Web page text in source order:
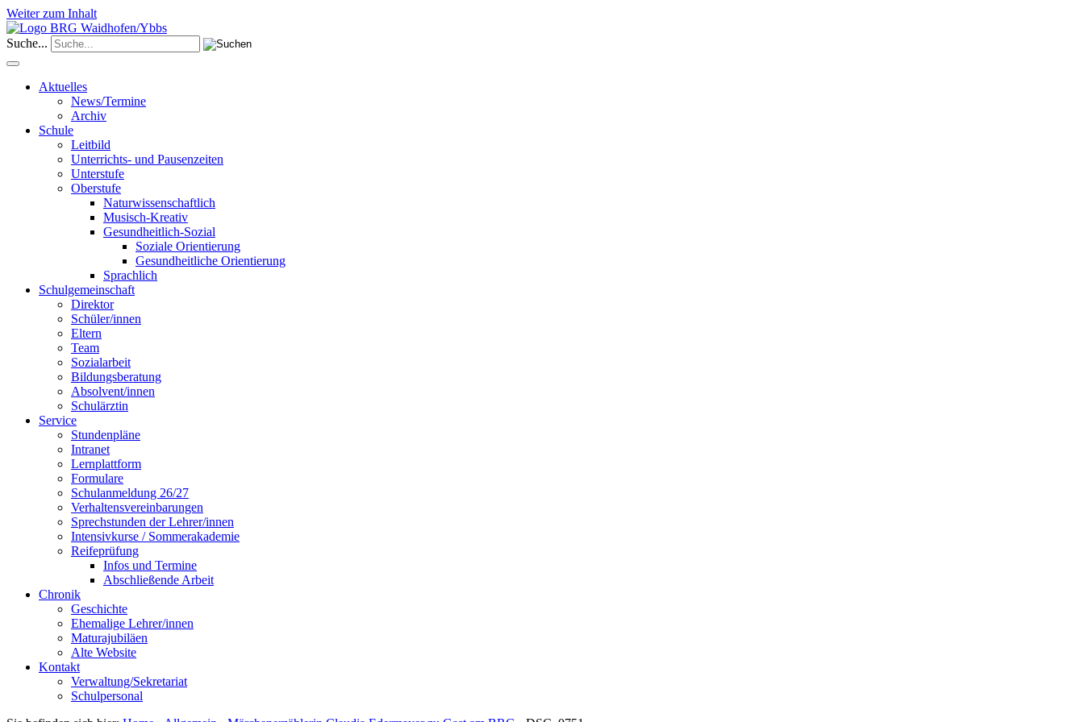
Weiter zum Inhalt
Suche...
Aktuelles
News/Termine
Archiv
Schule
Leitbild
Unterrichts- und Pausenzeiten
Unterstufe
Oberstufe
Naturwissenschaftlich
Musisch-Kreativ
Gesundheitlich-Sozial
Soziale Orientierung
Gesundheitliche Orientierung
Sprachlich
Schulgemeinschaft
Direktor
Schüler/innen
Eltern
Team
Sozialarbeit
Bildungsberatung
Absolvent/innen
Schulärztin
Service
Stundenpläne
Intranet
Lernplattform
Formulare
Schulanmeldung 26/27
Verhaltensvereinbarungen
Sprechstunden der Lehrer/innen
Intensivkurse / Sommerakademie
Reifeprüfung
Infos und Termine
Abschließende Arbeit
Chronik
Geschichte
Ehemalige Lehrer/innen
Maturajubiläen
Alte Website
Kontakt
Verwaltung/Sekretariat
Schulpersonal